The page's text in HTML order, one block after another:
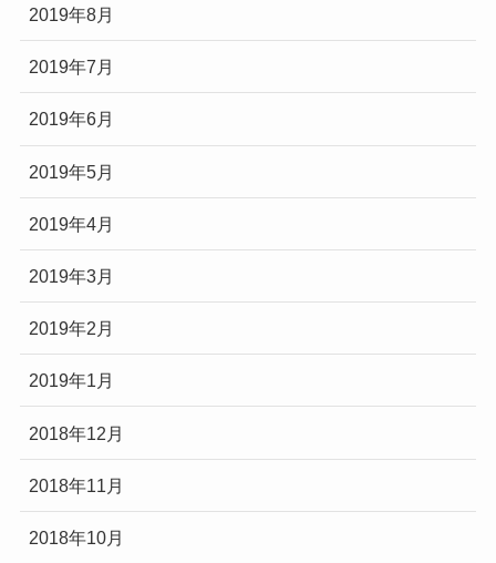
2019年8月
2019年7月
2019年6月
2019年5月
2019年4月
2019年3月
2019年2月
2019年1月
2018年12月
2018年11月
2018年10月